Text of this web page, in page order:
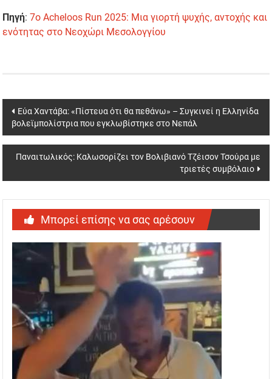
Πηγή:7ο Acheloos Run 2025: Μια γιορτή ψυχής, αντοχής και
ενότητας στο Νεοχώρι Μεσολογγίου
Post
navigation
Εύα Χαντάβα: «Πίστευα ότι θα πεθάνω» – Συγκινεί η Ελληνίδα
βολεϊμπολίστρια που εγκλωβίστηκε στο Νεπάλ
Παναιτωλικός: Καλωσορίζει τον Βολιβιανό Τζέισον Τσούρα με
τριετές συμβόλαιο
Μπορεί επίσης να σας αρέσουν